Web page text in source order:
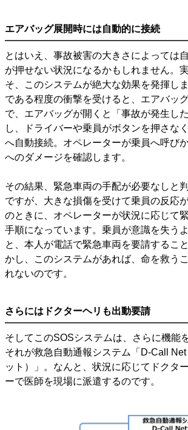
エアバッグ展開時には自動的に接続
とはいえ、事故被害の大きさによっては
が押せない状況になるかもしれません。
そ、このシステムが絶大な効果を発揮し
である程度の衝撃を受けると、エアバッ
で、エアバッグが開くと「事故が発生し
し、ドライバーや乗員がボタンを押さな
へ自動接続。オペレーターが乗員へ呼び
へのダメージを確認します。
その結果、緊急車両の手配が必要なしと
ですが、大きな損傷を受けて乗員の反応
のときに、オペレーターが状況に応じて
手順になっています。乗員が意識を失う
と、本人が電話で緊急車両を要請するこ
かし、このシステムがあれば、命を救う
れないのです。
さらにはドクターヘリも出動要請
そしてこのSOSシステムは、さらに機能
それが救急自動通報システム「D-Call
ット）」。なんと、状況に応じてドクタ
ーで医師を現場に派遣するのです。